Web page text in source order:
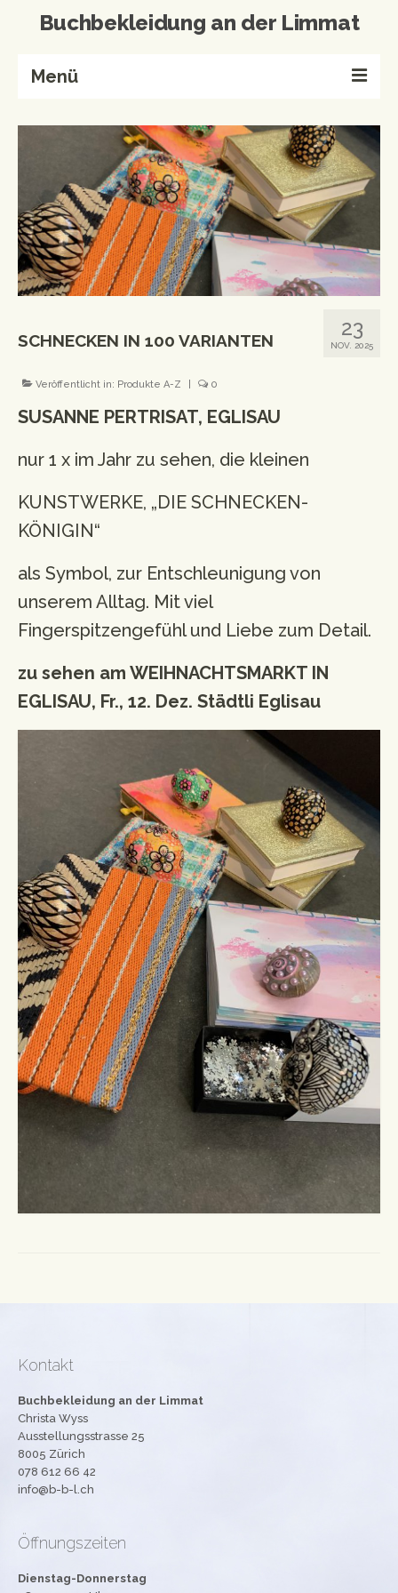
Buchbekleidung an der Limmat
Menü
Home
Buchbinderei
Referenzen
Wissenswertes
Kontakt
Events & Workshops
Events
Workshops
Newsletter
Datenschutzerklärung
23
NOV. 2025
SCHNECKEN IN 100 VARIANTEN
Veröffentlicht in: Produkte A-Z 0
SUSANNE PERTRISAT, EGLISAU
nur 1 x im Jahr zu sehen, die kleinen
KUNSTWERKE, „DIE SCHNECKEN-
KÖNIGIN“
als Symbol, zur Entschleunigung von
unserem Alltag. Mit viel
Fingerspitzengefühl und Liebe zum Detail.
zu sehen am WEIHNACHTSMARKT IN
EGLISAU, Fr., 12. Dez. Städtli Eglisau
Kontakt
Buchbekleidung an der Limmat
Christa Wyss
Ausstellungsstrasse 25
8005 Zürich
078 612 66 42
info@b-b-l.ch
Öffnungszeiten
Dienstag-Donnerstag